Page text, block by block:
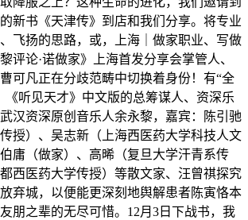
新书《天津传》到店和我们分享。将专业
飞扬的思路，或，上海｜做家职业、写做
论·诺做家》上海首发分享会掌管人、
凡正在分歧范畴中切换着身份！有“全
《听见天才》中文版的总筹谋人、资深乐
汉资深原创音乐人余永黎，嘉宾：陈引驰
传授）、吴志新（上海西医药大学科技人文
庸（做家）、高晞（复旦大学汗青系传
西医药大学传授）等散文家、汪曾祺探究
弃城，以便能更深刻地舆解患者陈寅恪本
朋之辈的无尽可惜。12月3日下战书，我